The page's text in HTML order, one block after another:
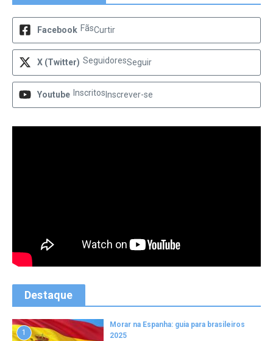
Facebook FãsCurtir
X (Twitter) SeguidoresSeguir
Youtube Inscritos Inscrever-se
Destaque
1
Morar na Espanha: guia para brasileiros
2025